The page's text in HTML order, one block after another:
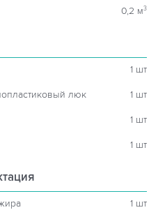
0,2 м3
1 шт
люк 1 шт
1 шт
1 шт
1 шт